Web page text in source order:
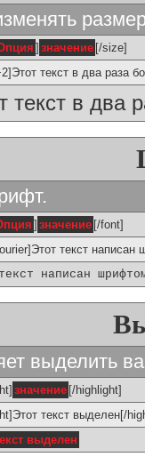
] значение [/size]
текст в два раза
текст в два
] значение [/font]
текст
написан
выделить
значение [/highlight]
текст выделен[/
выделен